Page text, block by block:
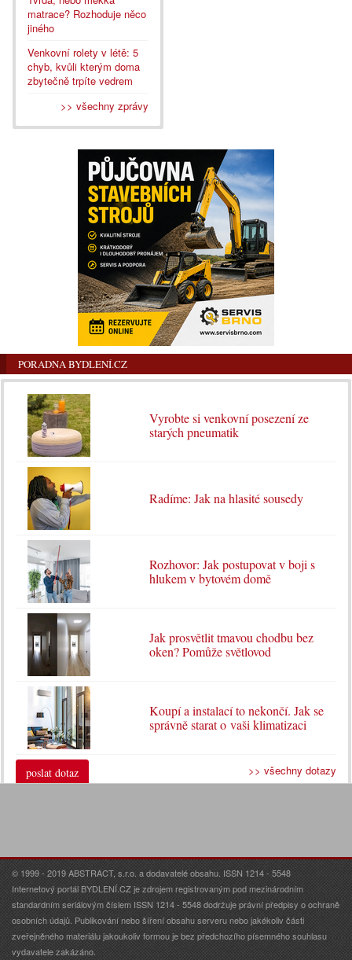
matrace? Rozhoduje něco
jiného
Venkovní rolety v létě: 5
chyb, kvůli kterým doma
zbytečně trpíte vedrem
>> všechny zprávy
PORADNA BYDLENÍ.CZ
Vyrobte si venkovní posezení ze
starých pneumatik
Radíme: Jak na hlasité sousedy
Rozhovor: Jak postupovat v boji s
hlukem v bytovém domě
Jak prosvětlit tmavou chodbu bez
oken? Pomůže světlovod
Koupí a instalací to nekončí. Jak se
správně starat o vaši klimatizaci
poslat dotaz >> všechny dotazy
© 1999 - 2019 ABSTRACT, s.r.o. a dodavatelé obsahu. ISSN 1214 - 5548
Internetový portál BYDLENÍ.CZ je zdrojem registrovaným pod mezinárodním
standardním seriálovým číslem ISSN 1214 - 5548 dodržuje právní předpisy o ochraně
osobních údajů. Publikování nebo šíření obsahu serveru nebo jakékoliv části
zveřejněného materiálu jakoukoliv formou je bez předchozího písemného souhlasu
vydavatele zakázáno.